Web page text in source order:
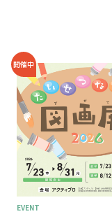
開催中
EVENT